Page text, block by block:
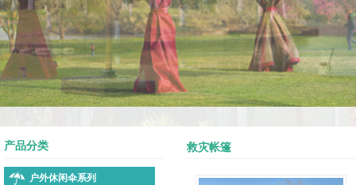
产品分类
户外休闲伞系列
救灾帐篷